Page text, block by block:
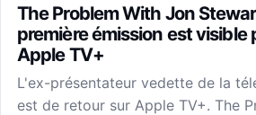
The Problem With Jon
première émission est visible
Apple TV+
L'ex-présentateur vedette de la
est de retour sur Apple TV+. The